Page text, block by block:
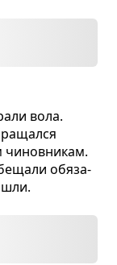
вола.
обя­за­